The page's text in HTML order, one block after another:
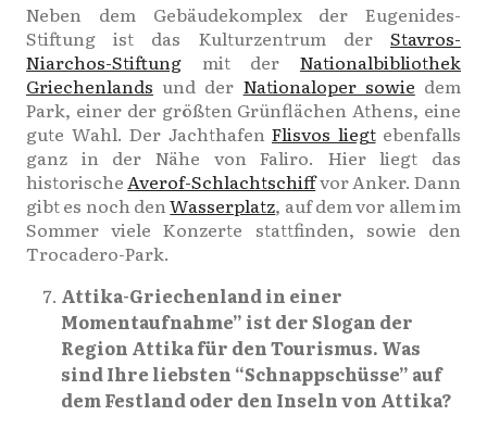
Neben dem Gebäudekomplex der Eugenides-
Stiftung ist das Kulturzentrum der Stavros-
Niarchos-Stiftung mit der Nationalbibliothek
Griechenlands und der Nationaloper sowie dem
Park, einer der größten Grünflächen Athens, eine
gute Wahl. Der Jachthafen Flisvos liegtebenfalls
ganz in der Nähe von Faliro. Hier liegt das
historischeAverof-Schlachtschiffvor Anker. Dann
gibt es noch denWasserplatz, auf dem vor allem im
Sommer viele Konzerte stattfinden, sowie den
Trocadero-Park.
Attika-Griechenland in einer
Momentaufnahme” ist der Slogan der
Region Attika für den Tourismus. Was
sind Ihre liebsten “Schnappschüsse” auf
dem Festland oder den Inseln von Attika?